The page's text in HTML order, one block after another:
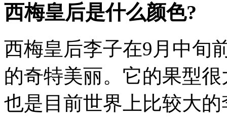
西梅皇后是什么颜色?
西梅皇后李子在9月中旬
的奇特美丽。它的果型
也是目前世界上比较大